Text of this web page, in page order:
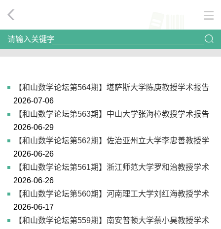
请输入关键字
【和山数学论坛第564期】堪萨斯大学陈庚教授学术报告
2026-07-06
【和山数学论坛第563期】中山大学张海樟教授学术报告
2026-06-29
【和山数学论坛第562期】佐治亚州立大学李忠善教授学
术报告
2026-06-26
【和山数学论坛第561期】浙江师范大学罗和治教授学术
报告
2026-06-26
【和山数学论坛第560期】河南理工大学刘红海教授学术
报告
2026-06-17
【和山数学论坛第559期】南安普顿大学蔡小昊教授学术